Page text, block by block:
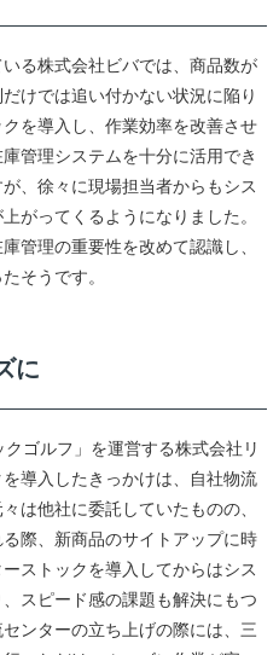
る株式会社ビバでは、商品数が
けでは追い付かない状況に陥り
を導入し、作業効率を改善させ
管理システムを十分に活用でき
、徐々に現場担当者からもシス
がってくるようになりました。
管理の重要性を改めて認識し、
そうです。
に
ゴルフ」を運営する株式会社リ
導入したきっかけは、自社物流
は他社に委託していたものの、
際、新商品のサイトアップに時
ストックを導入してからはシス
スピード感の課題も解決にもつ
ンターの立ち上げの際には、三